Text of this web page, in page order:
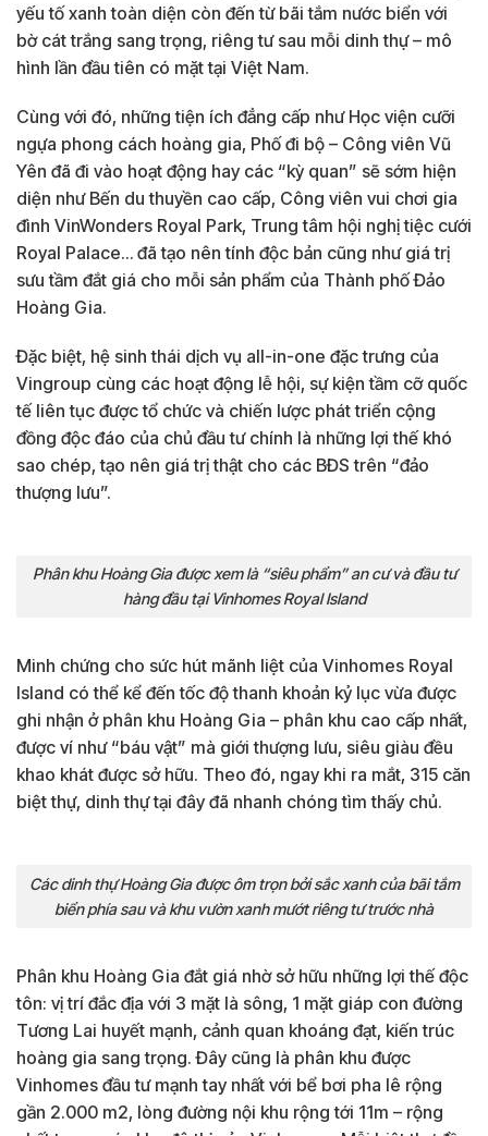
yếu tố xanh toàn diện còn đến từ bãi tắm nước biển với
bờ cát trắng sang trọng, riêng tư sau mỗi dinh thự – mô
hình lần đầu tiên có mặt tại Việt Nam.
Cùng với đó, những tiện ích đẳng cấp như Học viện cưỡi
ngựa phong cách hoàng gia, Phố đi bộ – Công viên Vũ
Yên đã đi vào hoạt động hay các “kỳ quan” sẽ sớm hiện
diện như Bến du thuyền cao cấp, Công viên vui chơi gia
đình VinWonders Royal Park, Trung tâm hội nghị tiệc cưới
Royal Palace… đã tạo nên tính độc bản cũng như giá trị
sưu tầm đắt giá cho mỗi sản phẩm của Thành phố Đảo
Hoàng Gia.
Đặc biệt, hệ sinh thái dịch vụ all-in-one đặc trưng của
Vingroup cùng các hoạt động lễ hội, sự kiện tầm cỡ quốc
tế liên tục được tổ chức và chiến lược phát triển cộng
đồng độc đáo của chủ đầu tư chính là những lợi thế khó
sao chép, tạo nên giá trị thật cho các BĐS trên “đảo
thượng lưu”.
Phân khu Hoàng Gia được xem là “siêu phẩm” an cư và đầu tư
hàng đầu tại Vinhomes Royal Island
Minh chứng cho sức hút mãnh liệt của Vinhomes Royal
Island có thể kể đến tốc độ thanh khoản kỷ lục vừa được
ghi nhận ở phân khu Hoàng Gia – phân khu cao cấp nhất,
được ví như “báu vật” mà giới thượng lưu, siêu giàu đều
khao khát được sở hữu. Theo đó, ngay khi ra mắt, 315 căn
biệt thự, dinh thự tại đây đã nhanh chóng tìm thấy chủ.
Các dinh thự Hoàng Gia được ôm trọn bởi sắc xanh của bãi tắm
biển phía sau và khu vườn xanh mướt riêng tư trước nhà
Phân khu Hoàng Gia đắt giá nhờ sở hữu những lợi thế độc
tôn: vị trí đắc địa với 3 mặt là sông, 1 mặt giáp con đường
Tương Lai huyết mạnh, cảnh quan khoáng đạt, kiến trúc
hoàng gia sang trọng. Đây cũng là phân khu được
Vinhomes đầu tư mạnh tay nhất với bể bơi pha lê rộng
gần 2.000 m2, lòng đường nội khu rộng tới 11m – rộng